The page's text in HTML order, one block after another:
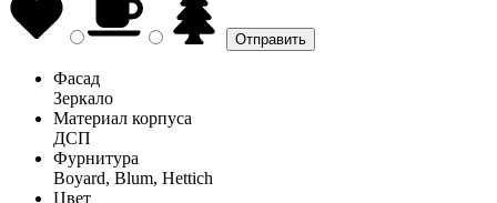
Фасад
Зеркало
Материал корпуса
ДСП
Фурнитура
Boyard, Blum, Hettich
Цвет